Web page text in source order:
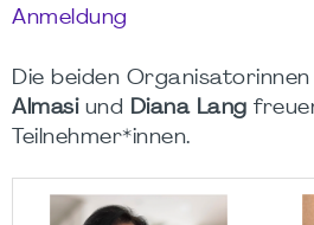
Anmeldung
Die beiden
Almasi und Diana Lang
Teilnehmer*innen.